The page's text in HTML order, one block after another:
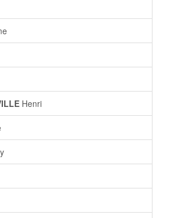
Henri